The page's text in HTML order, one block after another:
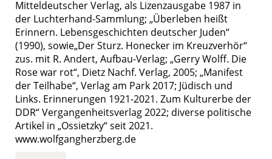
Mitteldeutscher Verlag, als Lizenzausgabe 1987 in
der Luchterhand-Sammlung; „Überleben heißt
Erinnern. Lebensgeschichten deutscher Juden“
(1990), sowie„Der Sturz. Honecker im Kreuzverhör“
zus. mit R. Andert, Aufbau-Verlag; „Gerry Wolff. Die
Rose war rot“, Dietz Nachf. Verlag, 2005; „Manifest
der Teilhabe“, Verlag am Park 2017; Jüdisch und
Links. Erinnerungen 1921-2021. Zum Kulturerbe der
DDR“ Vergangenheitsverlag 2022; diverse politische
Artikel in „Ossietzky“ seit 2021.
www.wolfgangherzberg.de